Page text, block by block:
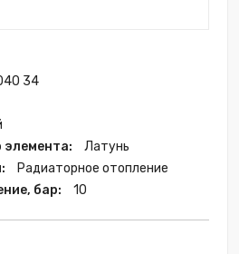
34
элемента:
Латунь
Радиаторное отопление
бар:
10